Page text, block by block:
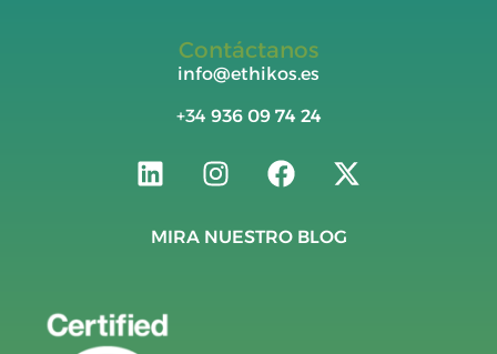
Contáctanos
info@ethikos.es
+34 936 09 74 24
MIRA NUESTRO BLOG